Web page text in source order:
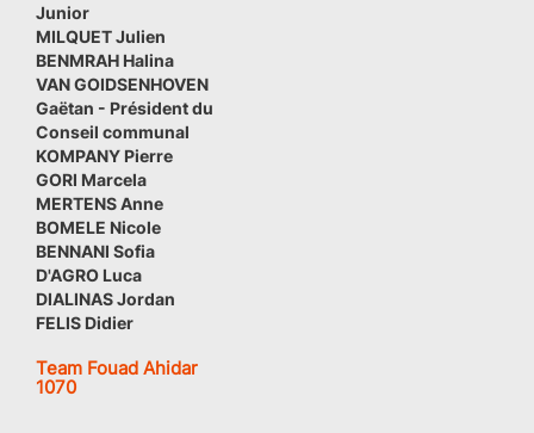
Junior
MILQUET Julien
BENMRAH Halina
VAN GOIDSENHOVEN
Gaëtan - Président du
Conseil communal
KOMPANY Pierre
GORI Marcela
MERTENS Anne
BOMELE Nicole
BENNANI Sofia
D'AGRO Luca
DIALINAS Jordan
FELIS Didier
Team Fouad Ahidar
1070